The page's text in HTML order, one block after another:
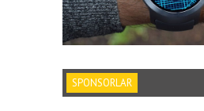
SPONSORLAR